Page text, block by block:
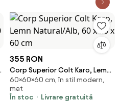
355 RON
Corp Superior Colt Karo, Lemn
Natural/Alb, 60 x 60 x 60 cm
60×60×60 cm, în stil modern,
mat
În stoc
Livrare gratuită